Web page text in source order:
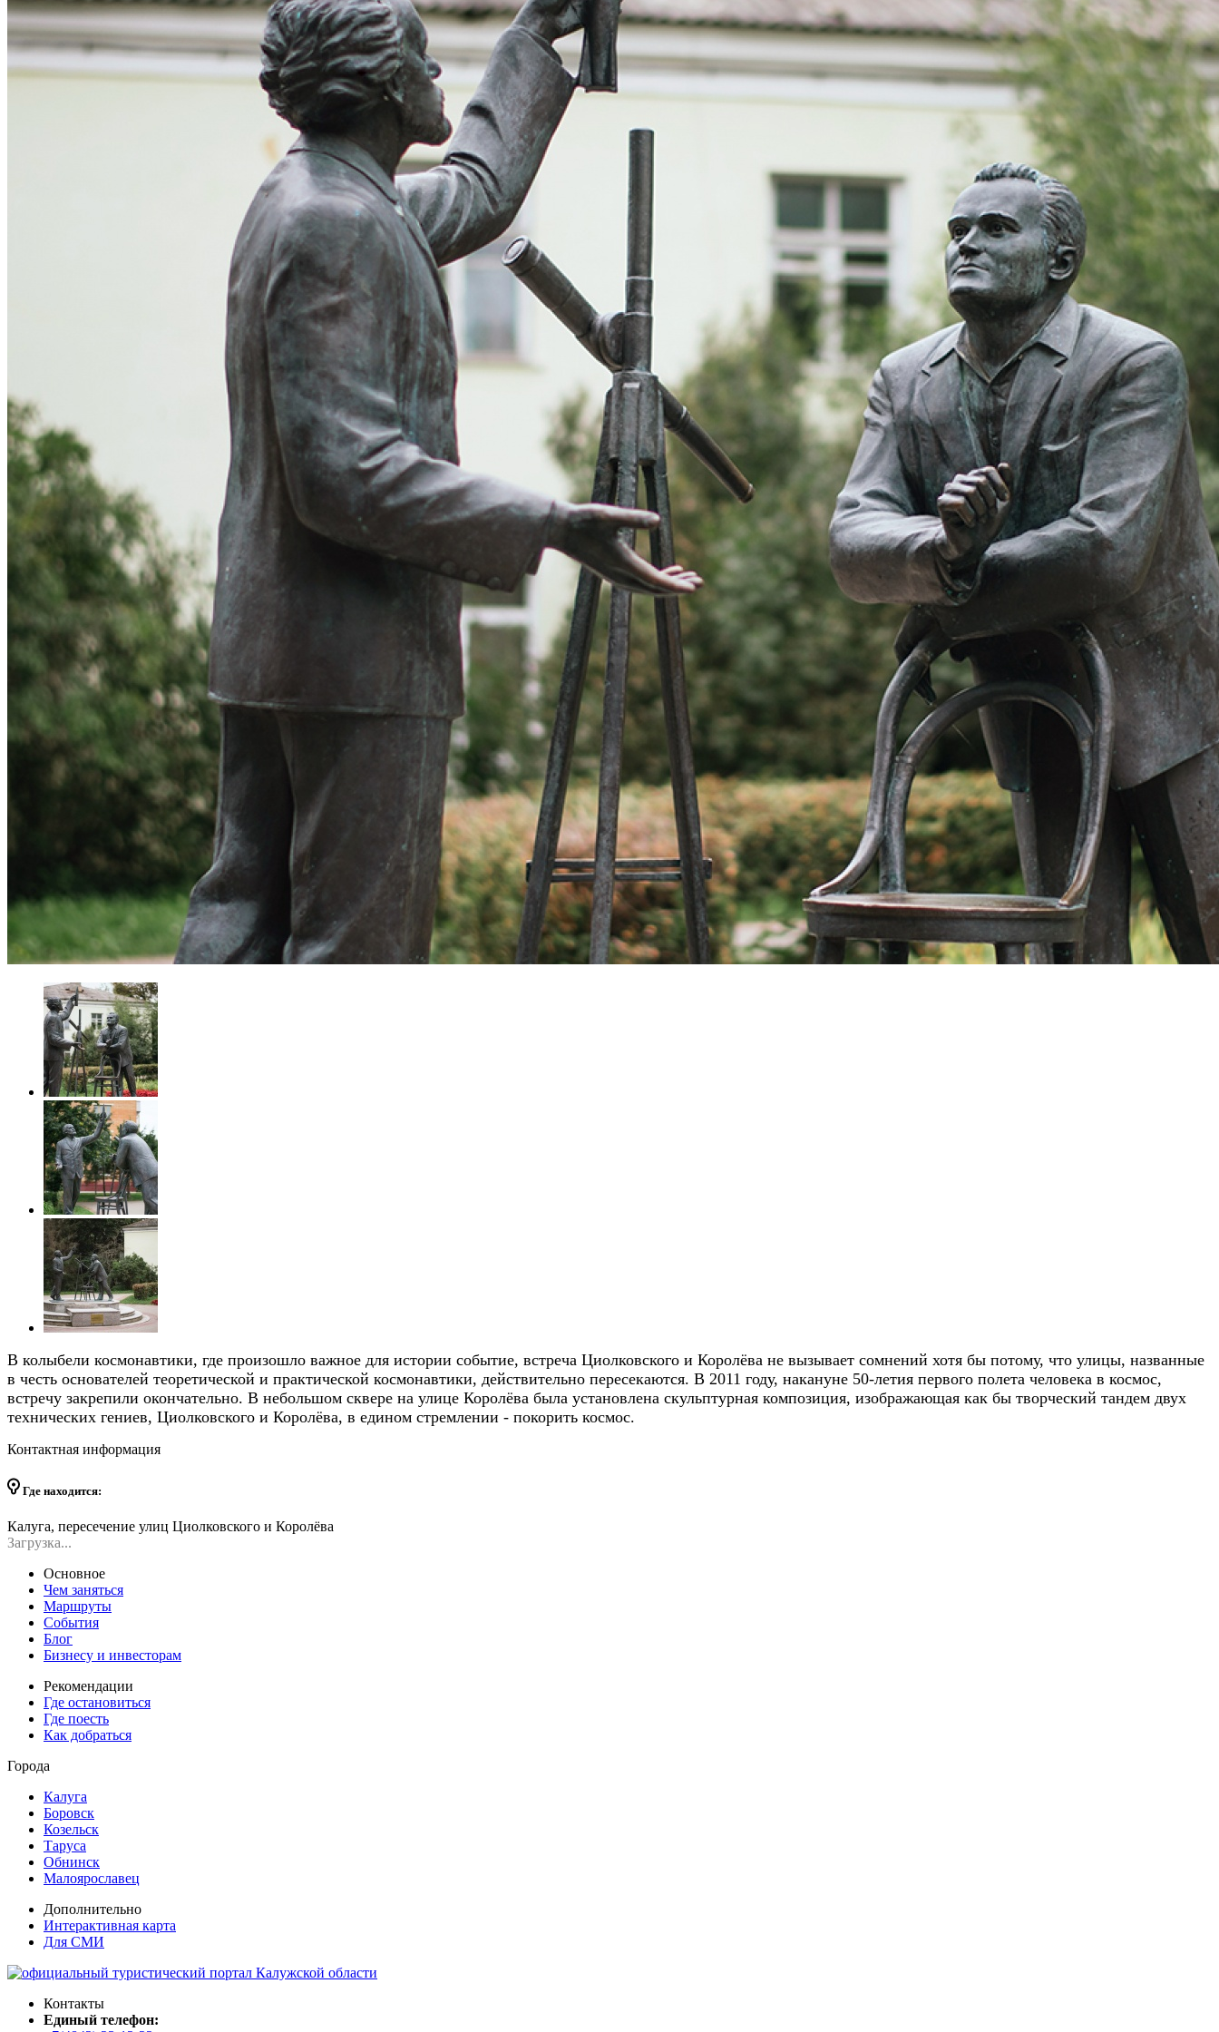
В колыбели космонавтики, где произошло важное для истории событие, встреча Циолковского и Королёва не вызывает сомнений хотя бы потому, что улицы, названные
в честь основателей теоретической и практической космонавтики, действительно пересекаются. В 2011 году, накануне 50-летия первого полета человека в космос,
встречу закрепили окончательно. В небольшом сквере на улице Королёва была установлена скульптурная композиция, изображающая как бы творческий тандем двух
технических гениев, Циолковского и Королёва, в едином стремлении - покорить космос.
Контактная информация
Где находится:
Калуга, пересечение улиц Циолковского и Королёва
Загрузка...
Основное
Чем заняться
Маршруты
События
Блог
Бизнесу и инвесторам
Рекомендации
Где остановиться
Где поесть
Как добраться
Города
Калуга
Боровск
Козельск
Таруса
Обнинск
Малоярославец
Дополнительно
Интерактивная карта
Для СМИ
Контакты
Единый телефон: